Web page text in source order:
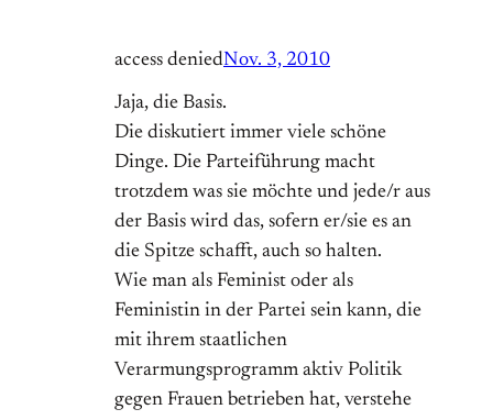
access deniedNov. 3, 2010
Jaja, die Basis.
Die diskutiert immer viele schöne
Dinge. Die Parteiführung macht
trotzdem was sie möchte und jede/r aus
der Basis wird das, sofern er/sie es an
die Spitze schafft, auch so halten.
Wie man als Feminist oder als
Feministin in der Partei sein kann, die
mit ihrem staatlichen
Verarmungsprogramm aktiv Politik
gegen Frauen betrieben hat, verstehe